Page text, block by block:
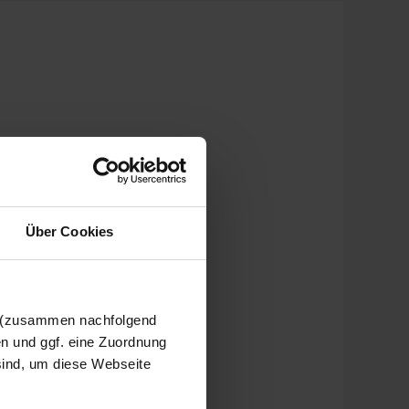
Über Cookies
nachfolgend
und ggf. eine Zuordnung
um diese Webseite